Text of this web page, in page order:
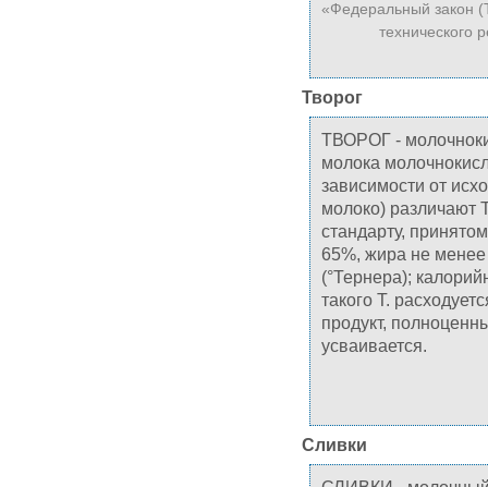
«Федеральный закон
технического
Творог
ТВОРОГ -
молока
зависимости от
молоко)
стандарту,
65%, жира не менее
(°Тернера);
такого Т.
продукт,
усваивается.
Сливки